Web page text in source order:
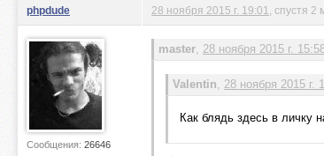
phpdude
Сообщения: 26646
28 ноября 2015 г. 19:01 , спустя
master, 28 ноября 2015 г.
Valentin, 28 ноября 2015 г.
Как блядь здесь в личку